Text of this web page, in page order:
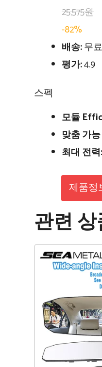
25,575원
-82%
배송:무
평가:4.9
스펙
모듈
맞춤 가
최대 전력:
제품정
관련